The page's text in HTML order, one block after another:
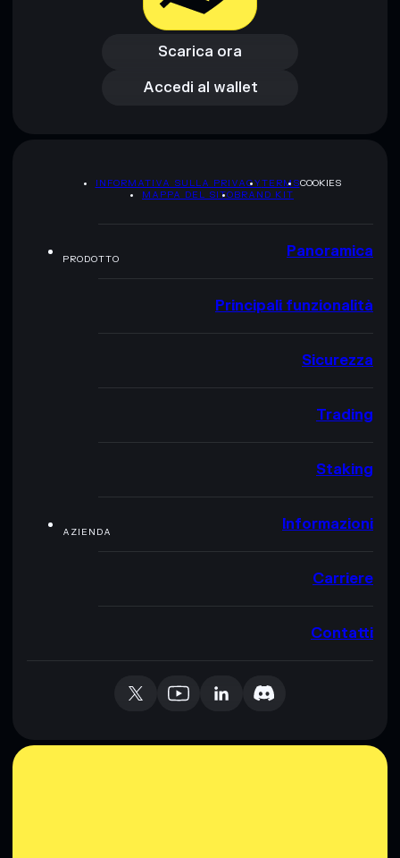
Scarica ora
Scarica ora
Accedi al wallet
Accedi al wallet
INFORMATIVA SULLA PRIVACYTERMSCOOKIES
MAPPA DEL SITOBRAND KIT
PRODOTTO Panoramica
Principali funzionalità
Sicurezza
Trading
Staking
AZIENDA Informazioni
Carriere
Contatti